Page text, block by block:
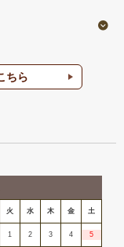
ちら
火 水 木 金 土
1 2 3 4 5